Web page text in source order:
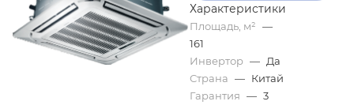
Характеристики
Площадь, м² —
161
Инвертор — Да
Страна — Китай
Гарантия — 3